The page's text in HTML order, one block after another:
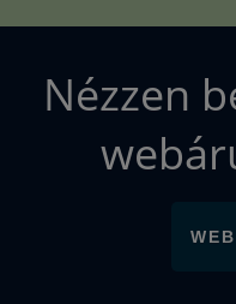
Családorvos,
Orvoslás,
orvosi
Nézzen